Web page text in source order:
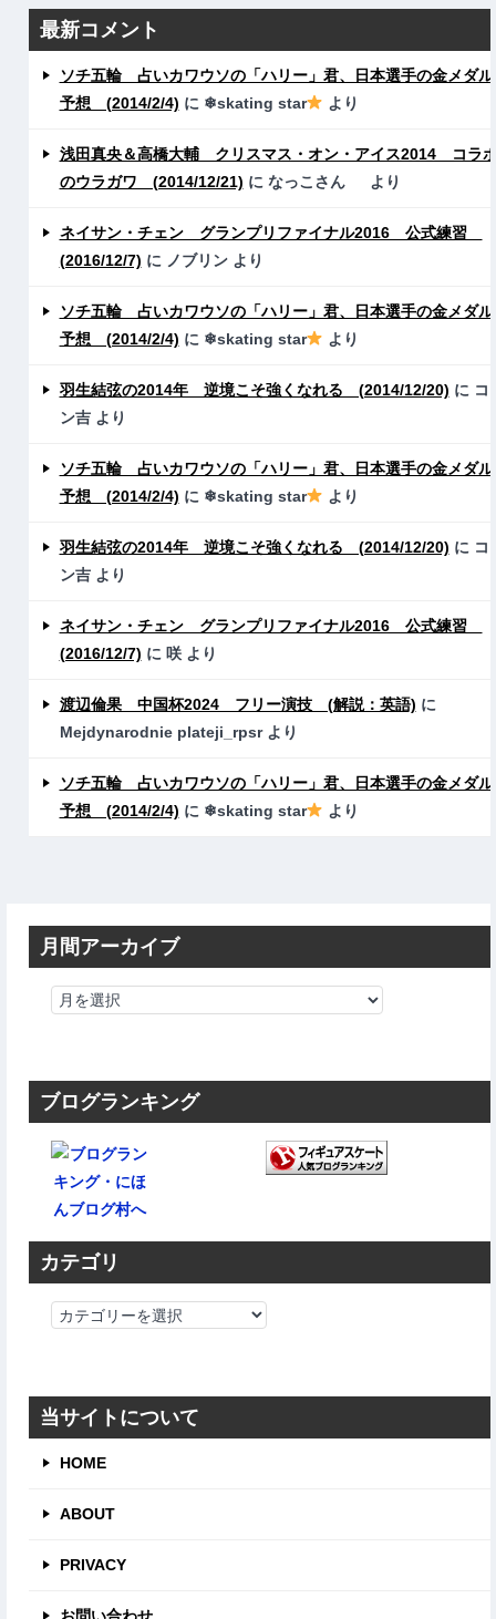
最新コメント
ソチ五輪 占いカワウソの「ハリー」君、日本選手の金メダル
予想 (2014/2/4) に ❄skating star より
浅田真央＆高橋大輔 クリスマス・オン・アイス2014 コラ
のウラガワ (2014/12/21) に なっこさん より
ネイサン・チェン グランプリファイナル2016 公式練習
(2016/12/7) に ノブリンより
ソチ五輪 占いカワウソの「ハリー」君、日本選手の金メダル
予想 (2014/2/4) に ❄skating star より
羽生結弦の2014年 逆境こそ強くなれる (2014/12/20) に コ
ン吉より
ソチ五輪 占いカワウソの「ハリー」君、日本選手の金メダル
予想 (2014/2/4) に ❄skating star より
羽生結弦の2014年 逆境こそ強くなれる (2014/12/20) に コ
ン吉より
ネイサン・チェン グランプリファイナル2016 公式練習
(2016/12/7) に 咲より
渡辺倫果 中国杯2024 フリー演技 (解説：英語) に
Mejdynarodnie plateji_rpsrより
ソチ五輪 占いカワウソの「ハリー」君、日本選手の金メダル
予想 (2014/2/4) に ❄skating star より
月間アーカイブ
ブログランキング
カテゴリ
カ
リ
当サイトについて
HOME
ABOUT
PRIVACY
お問い合わせ